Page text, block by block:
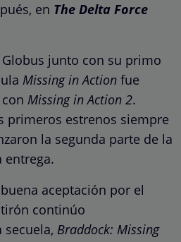
en The Delta Force
junto con su primo
Missing in Action fue
Missing in Action 2.
primeros estrenos siempre
la segunda parte de la
entrega.
aceptación por el
continúo
Braddock: Missing